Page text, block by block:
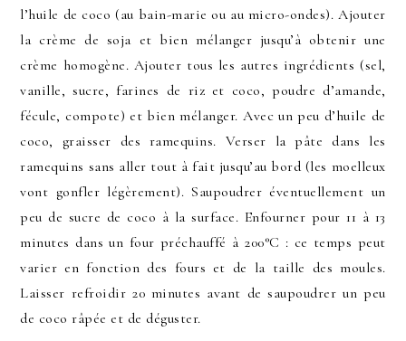
l’huile de coco (au bain-marie ou au micro-ondes). Ajouter
la crème de soja et bien mélanger jusqu’à obtenir une
crème homogène. Ajouter tous les autres ingrédients (sel,
vanille, sucre, farines de riz et coco, poudre d’amande,
fécule, compote) et bien mélanger. Avec un peu d’huile de
coco, graisser des ramequins. Verser la pâte dans les
ramequins sans aller tout à fait jusqu’au bord (les moelleux
vont gonfler légèrement). Saupoudrer éventuellement un
peu de sucre de coco à la surface. Enfourner pour 11 à 13
minutes dans un four préchauffé à 200°C : ce temps peut
varier en fonction des fours et de la taille des moules.
Laisser refroidir 20 minutes avant de saupoudrer un peu
de coco râpée et de déguster.